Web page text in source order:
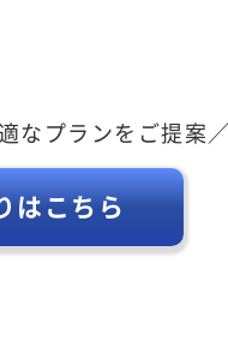
なプランをご提案／
はこちら